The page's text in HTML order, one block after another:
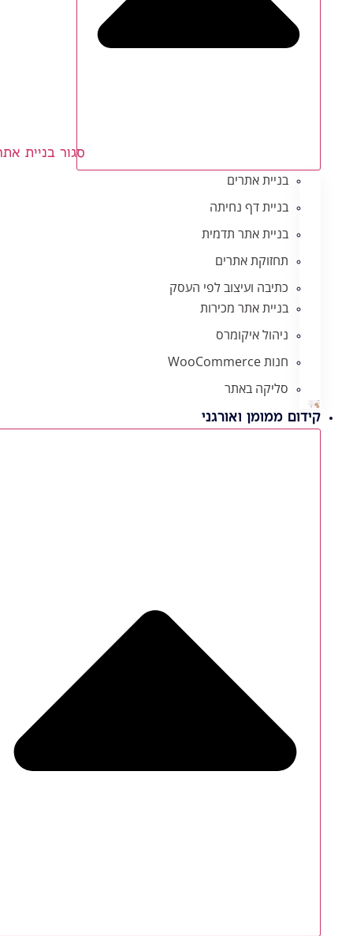
סגור בניית
בניית אתרים
בניית דף נחיתה
בניית אתר תדמית
תחזוקת אתרים
כתיבה ועיצוב לפי העסק
בניית אתר מכירות
ניהול איקומרס
חנות WooCommerce
סליקה באתר
קידום ממומן ואורגני